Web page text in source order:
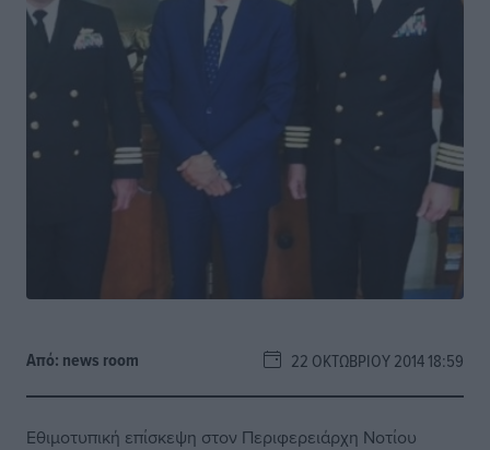
Από: news room 22 ΟΚΤΩΒΡΊΟΥ 2014 18:59
Εθιμοτυπική επίσκεψη στον Περιφερειάρχη Νοτίου